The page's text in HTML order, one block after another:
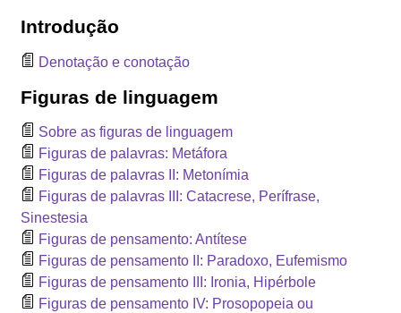
Introdução
Denotação e conotação
Figuras de linguagem
Sobre as figuras de linguagem
Figuras de palavras: Metáfora
Figuras de palavras II: Metonímia
Figuras de palavras III: Catacrese, Perífrase,
Sinestesia
Figuras de pensamento: Antítese
Figuras de pensamento II: Paradoxo, Eufemismo
Figuras de pensamento III: Ironia, Hipérbole
Figuras de pensamento IV: Prosopopeia ou